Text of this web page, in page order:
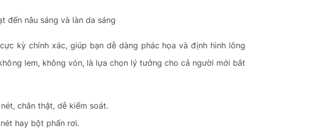
đến nâu sáng và làn da sáng
kỳ chính xác, giúp bạn dễ dàng phác họa và định hình lông
lem, không vón, là lựa chọn lý tưởng cho cả người mới bắt
chân thật, dễ kiểm soát.
hay bột phấn rơi.